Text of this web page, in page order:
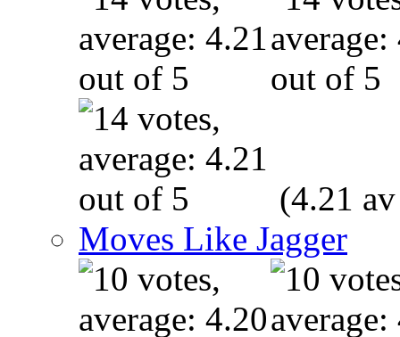
(4.21
Moves Like Jagger